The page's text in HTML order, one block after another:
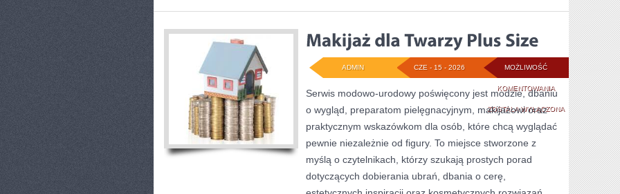
MOŻLIWOŚĆ
KOMENTOWANIAMAKIJAŻ
DLA
TWARZY
PLUS
SIZE
ZOSTAŁA WYŁĄCZONA
CZE - 15 - 2026
ADMIN
Serwis modowo-urodowy poświęcony jest modzie, dbaniu
o wygląd, preparatom pielęgnacyjnym, makijażowi oraz
praktycznym wskazówkom dla osób, które chcą wyglądać
pewnie niezależnie od figury. To miejsce stworzone z
myślą o czytelnikach, którzy szukają prostych porad
dotyczących dobierania ubrań, dbania o cerę,